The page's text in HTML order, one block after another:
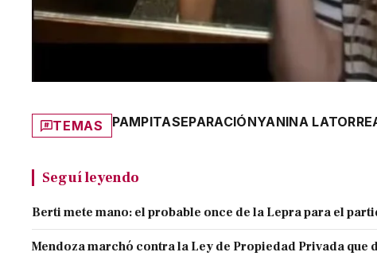
TEMAS PAMPITASEPARACIÓNYANINA LATORRE
Seguí leyendo
Berti mete mano: el probable once de la Lepra para el
Mendoza marchó contra la Ley de Propiedad Privada que